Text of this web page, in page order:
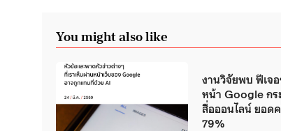
You might also like
งานวิจัยพบ ฟีเจ
หน้า Google กร
สื่อออนไลน์ ยอด
79%